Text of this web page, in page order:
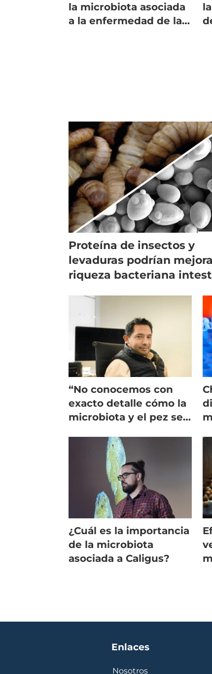
la microbiota asociada
a la enfermedad de la
Proteína de insectos y
levaduras podrían
riqueza bacteriana
“No conocemos con
exacto detalle cómo la
microbiota y el pez se
¿Cuál es la importancia
de la microbiota
asociada a Caligus?
Enlaces
Nosotros